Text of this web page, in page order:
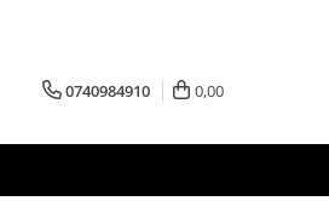
0740984910 0,00